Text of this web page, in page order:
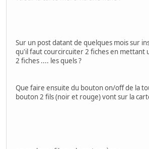
Sur un post datant de quelques mois sur
qu'il faut courcircuiter 2 fiches en mettant
2 fiches .... les quels ?
Que faire ensuite du bouton on/off de la
bouton 2 fils (noir et rouge) vont sur la